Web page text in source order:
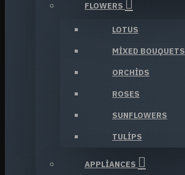
FLOWERS
LOTUS
MIXED BOUQUETS
ORCHIDS
ROSES
SUNFLOWERS
TULIPS
APPLIANCES